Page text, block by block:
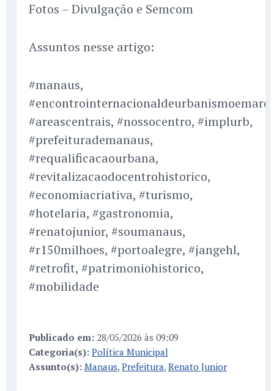
Fotos – Divulgação e Semcom
Assuntos nesse artigo:
#manaus,
#areascentrais, #nossocentro, #implurb,
#prefeiturademanaus,
#requalificacaourbana,
#revitalizacaodocentrohistorico,
#economiacriativa, #turismo,
#hotelaria, #gastronomia,
#renatojunior, #soumanaus,
#r150milhoes, #portoalegre, #jangehl,
#retrofit, #patrimoniohistorico,
#mobilidade
Publicado em: 28/05/2026 às 09:09
Categoria(s): Política Municipal
Assunto(s): Manaus, Prefeitura, Renato Junior